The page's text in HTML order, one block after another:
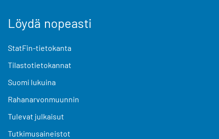
Löydä nopeasti
StatFin-tietokanta
Tilastotietokannat
Suomi lukuina
Rahanarvonmuunnin
Tulevat julkaisut
Tutkimusaineistot